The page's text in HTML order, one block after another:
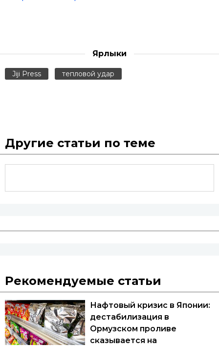
Ярлыки
Jiji Press тепловой удар
Другие статьи по теме
Рекомендуемые статьи
Нафтовый кризис в Японии:
дестабилизация в
Ормузском проливе
сказывается на